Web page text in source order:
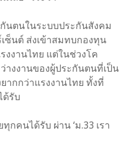
นตนในระบบประกันสังคม
เซ็นต์ ส่งเข้าสมทบกองทุน
งงานไทย แต่ในช่วงโค
างงานของผู้ประกันตนที่เป็น
ากกว่าแรงงานไทย ทั้งที่
รับ
กคนได้รับ ผ่าน ‘ม.33 เรา